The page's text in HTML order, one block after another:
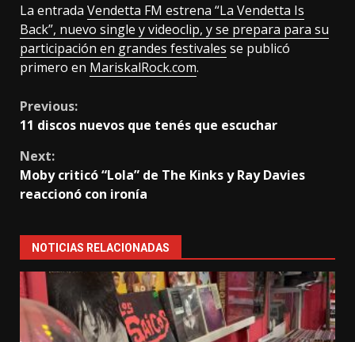
La entrada Vendetta FM estrena “La Vendetta Is
Back”, nuevo single y videoclip, y se prepara para su
participación en grandes festivales se publicó
primero en MariskalRock.com.
Continue
Previous:
11 discos nuevos que tenés que escuchar
Next:
Moby criticó “Lola” de The Kinks y Ray Davies
reaccionó con ironía
NOTICIAS RELACIONADAS